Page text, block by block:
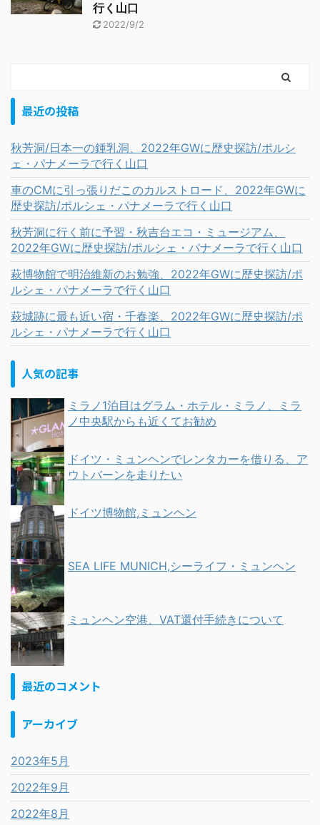
行く山口
2022/9/2
最近の投稿
秋芳洞/日本一の鍾乳洞、2022年GWに歴史探訪/ポルシ
ェ・パナメーラで行く山口
車のCMに引っ張りだこのカルストロード、2022年GWに
歴史探訪/ポルシェ・パナメーラで行く山口
秋芳洞に行く前に予習・秋吉台エコ・ミュージアム、
2022年GWに歴史探訪/ポルシェ・パナメーラで行く山口
萩博物館で明治維新のお勉強、2022年GWに歴史探訪/ポ
ルシェ・パナメーラで行く山口
萩城跡に最も近い宿・千春楽、2022年GWに歴史探訪/ポ
ルシェ・パナメーラで行く山口
人気の記事
ミラノ1泊目はグラム・ホテル・ミラノ、ミラ
ノ中央駅からも近くてお勧め
ドイツ・ミュンヘンでレンタカーを借りる、ア
ウトバーンを走りたい
ドイツ博物館,ミュンヘン
SEA LIFE MUNICH,シーライフ・ミュンヘン
ミュンヘン空港、VAT還付手続きについて
最近のコメント
アーカイブ
2023年5月
2022年9月
2022年8月